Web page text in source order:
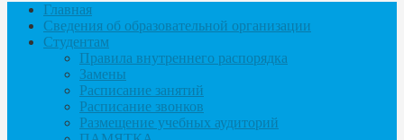
Главная
Сведения об образовательной организации
Студентам
Правила внутреннего распорядка
Замены
Расписание занятий
Расписание звонков
Размещение учебных аудиторий